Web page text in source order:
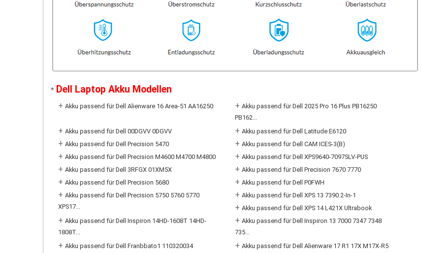
* Dell Laptop Akku Modellen
+ Akku passend für Dell Alienware 16 Area-51 AA16250 +Akku passend für Dell 2025 Pro 16 Plus PB16250
PB162...
+ Akku passend für Dell 00DGVV 0DGVV +Akku passend für Dell Latitude E6120
+ Akku passend für Dell Precision 5470 +Akku passend für Dell CAM ICES-3(B)
+ Akku passend für Dell Precision M4600 M4700 M4800 +Akku passend für Dell XPS9640-7097SLV-PUS
+ Akku passend für Dell 3RFGX 01XM5X +Akku passend für Dell Precision 7670 7770
+ Akku passend für Dell Precision 5680 +Akku passend für Dell P0FWH
+ Akku passend für Dell Precision 5750 5760 5770
XPS17...
+Akku passend für Dell XPS 13 7390 2-In-1
+Akku passend für Dell XPS 14 L421X Ultrabook
+ Akku passend für Dell Inspiron 14HD-1608T 14HD-
1808T...
+Akku passend für Dell Inspiron 13 7000 7347 7348
735...
+ Akku passend für Dell Franbbato1 110320034 +Akku passend für Dell Alienware 17 R1 17X M17X-R5